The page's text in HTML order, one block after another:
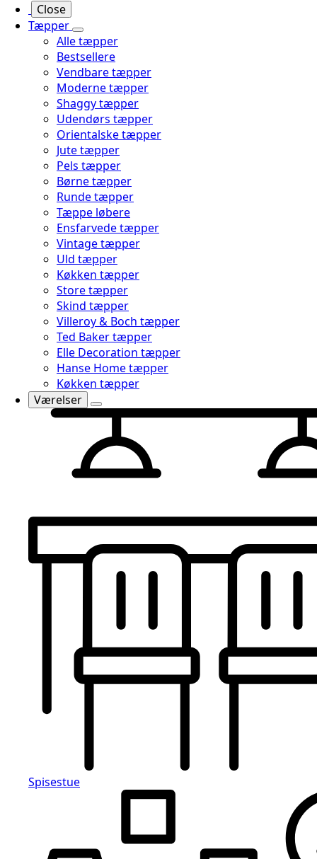
Close
Tæpper
Alle tæpper
Bestsellere
Vendbare tæpper
Moderne tæpper
Shaggy tæpper
Udendørs tæpper
Orientalske tæpper
Jute tæpper
Pels tæpper
Børne tæpper
Runde tæpper
Tæppe løbere
Ensfarvede tæpper
Vintage tæpper
Uld tæpper
Køkken tæpper
Store tæpper
Skind tæpper
Villeroy & Boch tæpper
Ted Baker tæpper
Elle Decoration tæpper
Hanse Home tæpper
Køkken tæpper
Værelser
Spisestue